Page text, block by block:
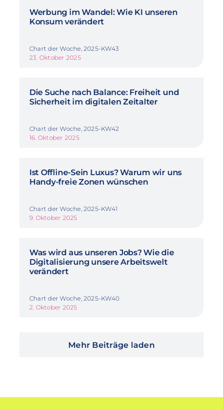
Werbung im Wandel: Wie KI unseren
Konsum verändert
Chart der Woche, 2025-KW43
23. Oktober 2025
Die Suche nach Balance: Freiheit und
Sicherheit im digitalen Zeitalter
Chart der Woche, 2025-KW42
16. Oktober 2025
Ist Offline-Sein Luxus? Warum wir uns
Handy-freie Zonen wünschen
Chart der Woche, 2025-KW41
9. Oktober 2025
Was wird aus unseren Jobs? Wie die
Digitalisierung unsere Arbeitswelt
verändert
Chart der Woche, 2025-KW40
2. Oktober 2025
Mehr Beiträge laden